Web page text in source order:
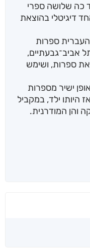
כה שלושה ספרי
דיגיטלי בהוצאת
העברית ספרות
אביב־גבעתיים,
בהוראת ספרות, ושימש
ישיר מספרות
היותו ילד, במקביל
והן המודרנית.